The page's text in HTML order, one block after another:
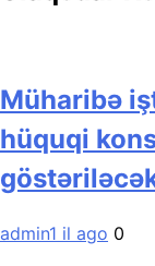
Müharibə
hüquqi
admin1 il ago 0